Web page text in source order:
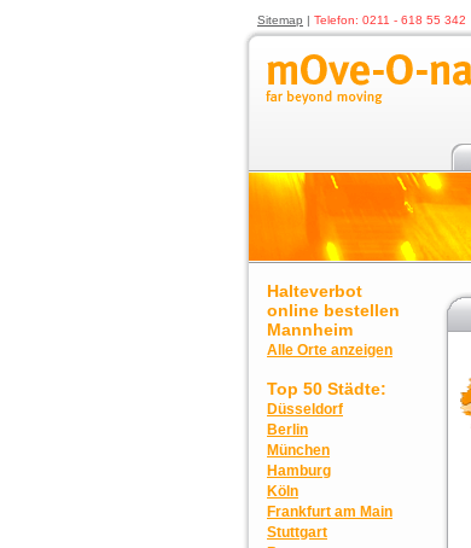
Sitemap | Telefon: 0211 - 618 55 342
Halteverbot
online bestellen
Mannheim
Alle Orte anzeigen
Top 50 Städte:
Düsseldorf
Berlin
München
Hamburg
Köln
Frankfurt am Main
Stuttgart